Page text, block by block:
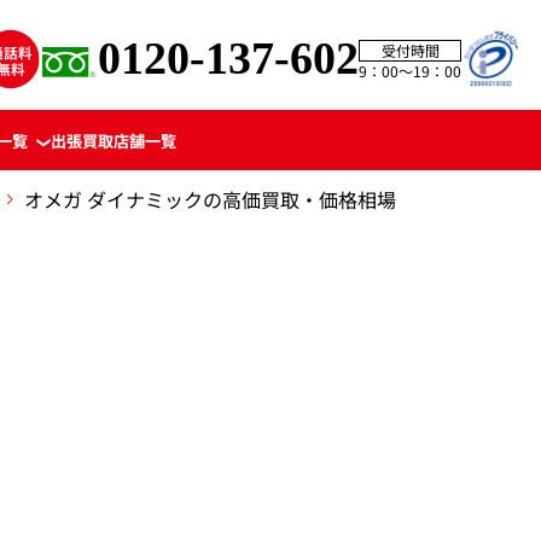
0120-137-602
受付時間
9：00〜19：00
覧 出張買取店舗一覧
オメガ ダイナミックの高価買取・価格相場